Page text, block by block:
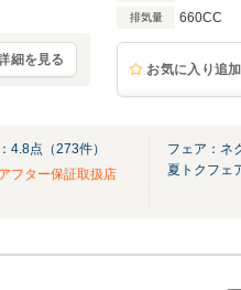
細を見る
排気量 660CC
お気に入り追加
4.8点（273件）
フター保証取扱店
フェア：ネ
夏トクフェ